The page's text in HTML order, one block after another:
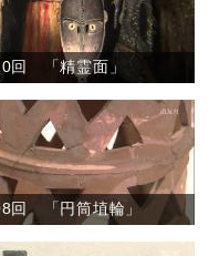
回 「精霊面」
回 「円筒埴輪」